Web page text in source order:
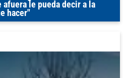
le pueda decir a la
hacer"